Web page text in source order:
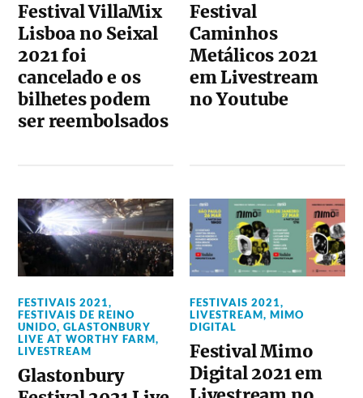
Festival VillaMix
Lisboa no Seixal
2021 foi
cancelado e os
bilhetes podem
ser reembolsados
Festival
Caminhos
Metálicos 2021
em Livestream
no Youtube
FESTIVAIS 2021,
FESTIVAIS DE REINO
UNIDO,GLASTONBURY
LIVE AT WORTHY FARM,
LIVESTREAM
Glastonbury
FESTIVAIS 2021,
LIVESTREAM,MIMO
DIGITAL
Festival Mimo
Digital 2021 em